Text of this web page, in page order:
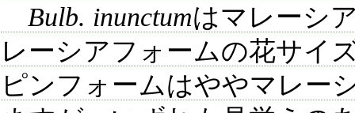
Bulb. inunctumはマレーシ
レーシアフォームの花サイ
ピンフォームはややマレー